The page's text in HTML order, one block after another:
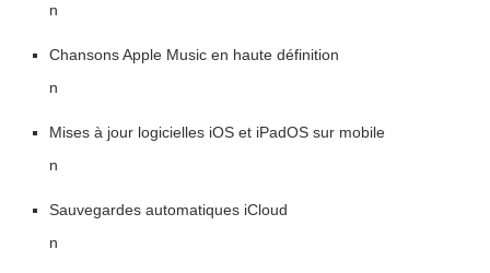
n
Chansons Apple Music en haute définition
n
Mises à jour logicielles iOS et iPadOS sur mobile
n
Sauvegardes automatiques iCloud
n